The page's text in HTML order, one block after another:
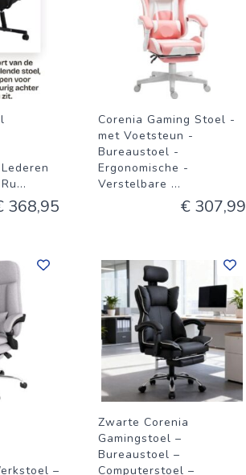
...
368,95
Corenia Gaming Stoel -
met Voetsteun -
Bureaustoel -
Ergonomische -
Verstelbare ...
€ 307,99
–
Zwarte Corenia
Gamingstoel –
Bureaustoel –
Computerstoel –